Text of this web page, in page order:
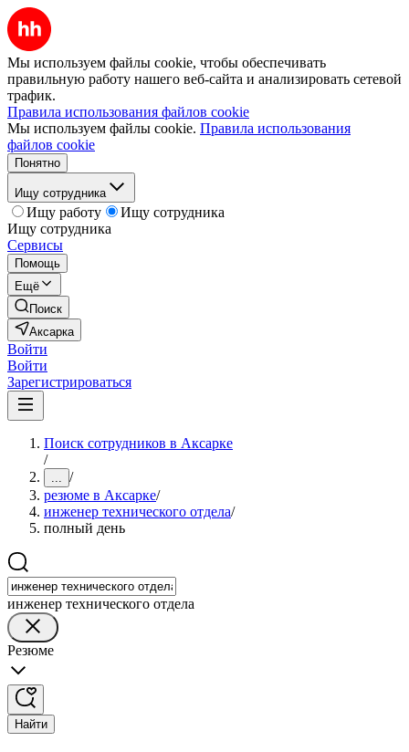
Мы используем файлы cookie, чтобы обеспечивать
правильную работу нашего веб-сайта и анализировать сетевой
трафик.
Правила использования файлов cookie
Мы используем файлы cookie. Правила использования
файлов cookie
Понятно
Ищу сотрудника
Ищу работу
Ищу сотрудника
Ищу сотрудника
Сервисы
Помощь
Ещё
Поиск
Аксарка
Войти
Войти
Зарегистрироваться
Поиск сотрудников в Аксарке
/
... /
резюме в Аксарке/
инженер технического отдела/
полный день
инженер технического отдела
Резюме
Найти